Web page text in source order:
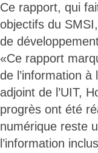
Ce rapport, qui
objectifs du
de
«Ce rapport
de l’information
adjoint de l’UIT,
progrès ont été
numérique reste
l’information